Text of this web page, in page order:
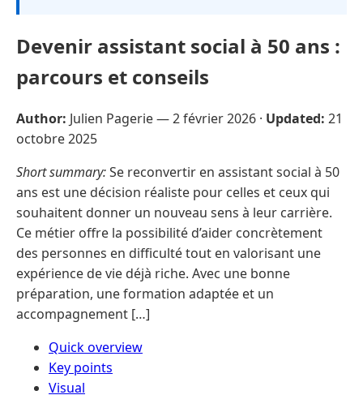
Devenir assistant social à 50 ans :
parcours et conseils
Author: Julien Pagerie —2 février 2026 · Updated: 21
octobre 2025
Short summary:Se reconvertir en assistant social à 50
ans est une décision réaliste pour celles et ceux qui
souhaitent donner un nouveau sens à leur carrière.
Ce métier offre la possibilité d’aider concrètement
des personnes en difficulté tout en valorisant une
expérience de vie déjà riche. Avec une bonne
préparation, une formation adaptée et un
accompagnement […]
Quick overview
Key points
Visual